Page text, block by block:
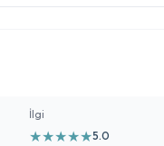
İlgi
★★★★★5.0